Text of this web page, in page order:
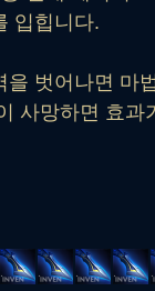
입힙니다.
을 벗어나면 마
사망하면 효과